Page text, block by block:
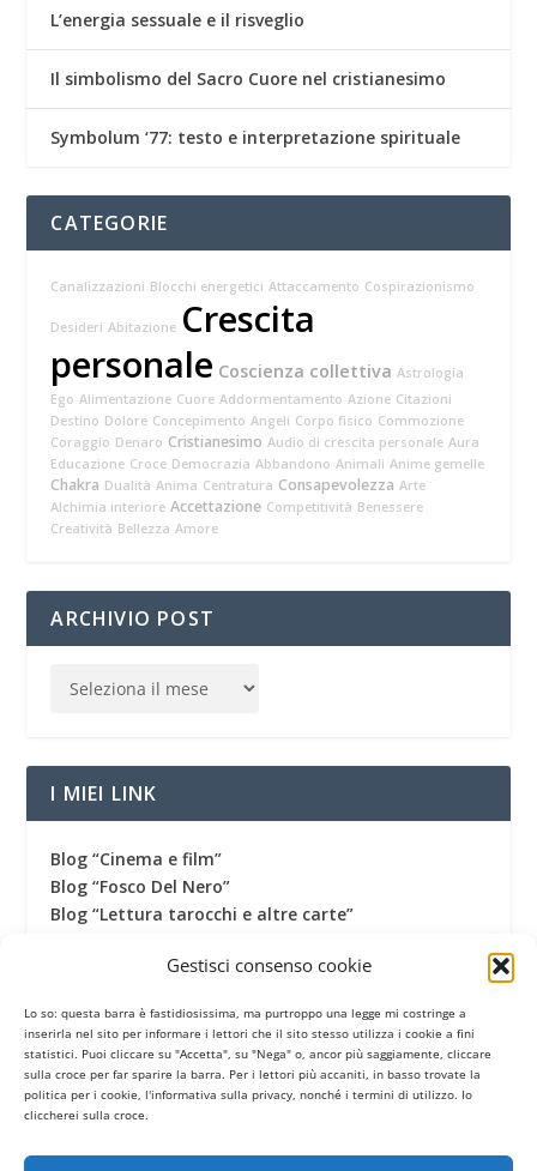
Gestisci consenso cookie
Lo so: questa barra è fastidiosissima, ma purtroppo una legge mi costringe a
inserirla nel sito per informare i lettori che il sito stesso utilizza i cookie a fini
statistici. Puoi cliccare su "Accetta", su "Nega" o, ancor più saggiamente, cliccare
sulla croce per far sparire la barra. Per i lettori più accaniti, in basso trovate la
politica per i cookie, l'informativa sulla privacy, nonché i termini di utilizzo. Io
cliccherei sulla croce.
L’energia sessuale e il risveglio
Il simbolismo del Sacro Cuore nel cristianesimo
Symbolum ‘77: testo e interpretazione spirituale
CATEGORIE
Canalizzazioni Blocchi energetici Attaccamento Cospirazionismo
Desideri Abitazione Crescita
personale Coscienza collettiva Astrologia
Ego Alimentazione Cuore Addormentamento Azione Citazioni
Destino Dolore Concepimento Angeli Corpo fisico Commozione
Coraggio Denaro Cristianesimo Audio di crescita personale Aura
Educazione Croce Democrazia Abbandono Animali Anime gemelle
Chakra Dualità Anima Centratura Consapevolezza Arte
Alchimia interiore Accettazione Competitività Benessere
Creatività Bellezza Amore
ARCHIVIO POST
I MIEI LINK
Blog “Cinema e film”
Blog “Fosco Del Nero”
Blog “Lettura tarocchi e altre carte”
Canale Youtube
Gruppo Facebook
Pagina Facebook
Profilo Twitter
Termini di utilizzo